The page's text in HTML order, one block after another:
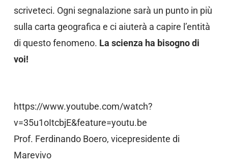
scriveteci. Ogni segnalazione sarà un punto in più
sulla carta geografica e ci aiuterà a capire l’entità
di questo fenomeno. La scienza ha bisogno di
voi!
https://www.youtube.com/watch?
v=35u1oItcbjE&feature=youtu.be
Prof. Ferdinando Boero, vicepresidente di
Marevivo